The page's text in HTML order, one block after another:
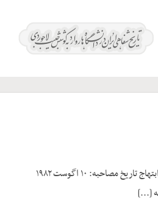
روایت‌کننده: آقای ابوالحسن ابتهاج تاریخ مصاحبه: ۱۰ اگوست ۱۹۸۲
[...]